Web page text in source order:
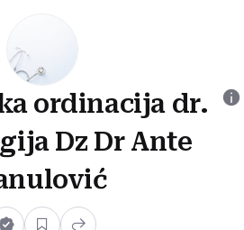
ordinacija dr.
Dz Dr Ante